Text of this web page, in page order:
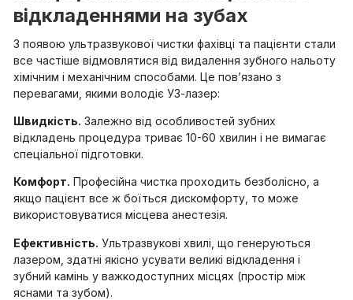
відкладеннями на зубах
З появою ультразвукової чистки фахівці та пацієнти стали
все частіше відмовлятися від видалення зубного нальоту
хімічним і механічним способами. Це пов’язано з
перевагами, якими володіє УЗ-лазер:
Швидкість. Залежно від особливостей зубних
відкладень процедура триває 10-60 хвилин і не вимагає
спеціальної підготовки.
Комфорт. Професійна чистка проходить безболісно, а
якщо пацієнт все ж боїться дискомфорту, то може
використовуватися місцева анестезія.
Ефективність. Ультразвукові хвилі, що генеруються
лазером, здатні якісно усувати великі відкладення і
зубний камінь у важкодоступних місцях (простір між
яснами та зубом).